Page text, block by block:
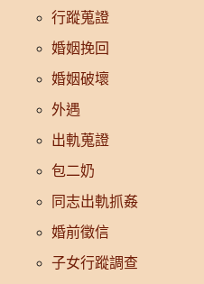
行蹤蒐證
婚姻挽回
婚姻破壞
外遇
出軌蒐證
包二奶
同志出軌抓姦
婚前徵信
子女行蹤調查